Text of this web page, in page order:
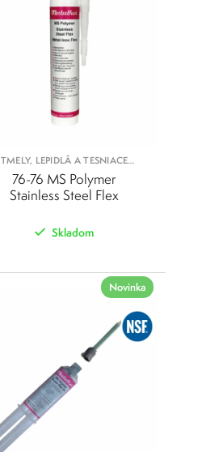
TMELY, LEPIDLÁ A TESNIACE
PROSTRIEDKY
76-76 MS Polymer
Stainless Steel Flex
Skladom
POROVNAŤ
Novinka